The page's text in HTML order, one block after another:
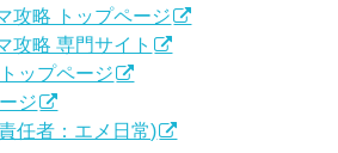
攻略 トップページ
攻略 専門サイト
ップページ
ジ
任者：エメ日常)